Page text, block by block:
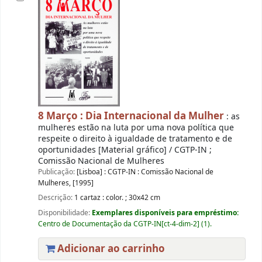
8 Março : Dia Internacional da Mulher : as
mulheres estão na luta por uma nova política que
respeite o direito à igualdade de tratamento e de
oportunidades [Material gráfico] / CGTP-IN ;
Comissão Nacional de Mulheres
Publicação: [Lisboa] : CGTP-IN : Comissão Nacional de
Mulheres, [1995]
Descrição: 1 cartaz : color. ; 30x42 cm
Disponibilidade: Exemplares disponíveis para empréstimo:
Centro de Documentação da CGTP-IN[ct-4-dim-2] (1).
Adicionar ao carrinho